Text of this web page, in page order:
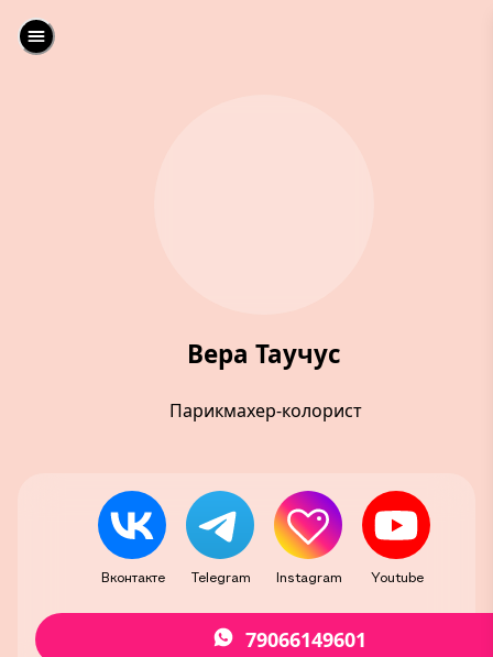
Вера Таучус
Парикмахер-колорист
Вконтакте Telegram Instagram Youtube
79066149601